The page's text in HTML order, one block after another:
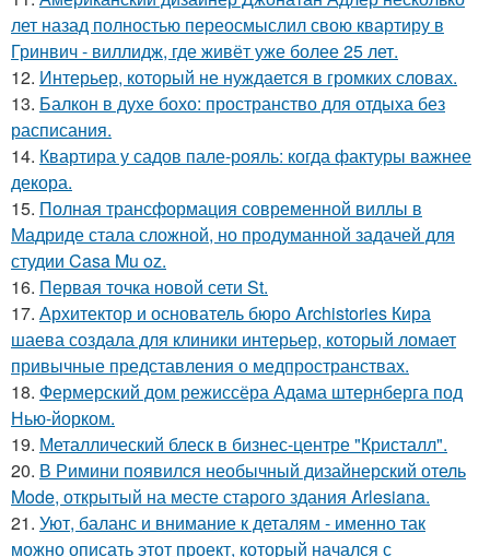
лет назад полностью переосмыслил свою квартиру в
Гринвич - виллидж, где живёт уже более 25 лет.
12. Интерьер, который не нуждается в громких словах.
13. Балкон в духе бохо: пространство для отдыха без
расписания.
14. Квартира у садов пале-рояль: когда фактуры важнее
декора.
15. Полная трансформация современной виллы в
Мадриде стала сложной, но продуманной задачей для
студии Casa Mu oz.
16. Первая точка новой сети St.
17. Архитектор и основатель бюро Archistories Кира
шаева создала для клиники интерьер, который ломает
привычные представления о медпространствах.
18. Фермерский дом режиссёра Адама штернберга под
Нью-йорком.
19. Металлический блеск в бизнес-центре "Кристалл".
20. В Римини появился необычный дизайнерский отель
Mode, открытый на месте старого здания Arlesiana.
21. Уют, баланс и внимание к деталям - именно так
можно описать этот проект, который начался с